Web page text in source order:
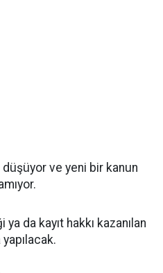
düşüyor ve yeni bir kanun
da kayıt hakkı kazanılan